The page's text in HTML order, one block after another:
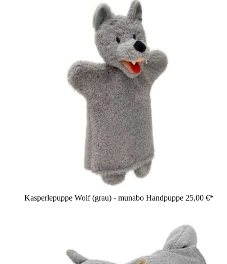
Kasperlepuppe Wolf (grau) - munabo Handpuppe 25,00 €*